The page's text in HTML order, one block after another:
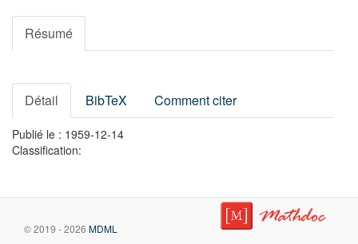
Résumé
Détail BibTeX Comment citer
Publié le : 1959-12-14
Classification:
© 2019 - 2026 MDML